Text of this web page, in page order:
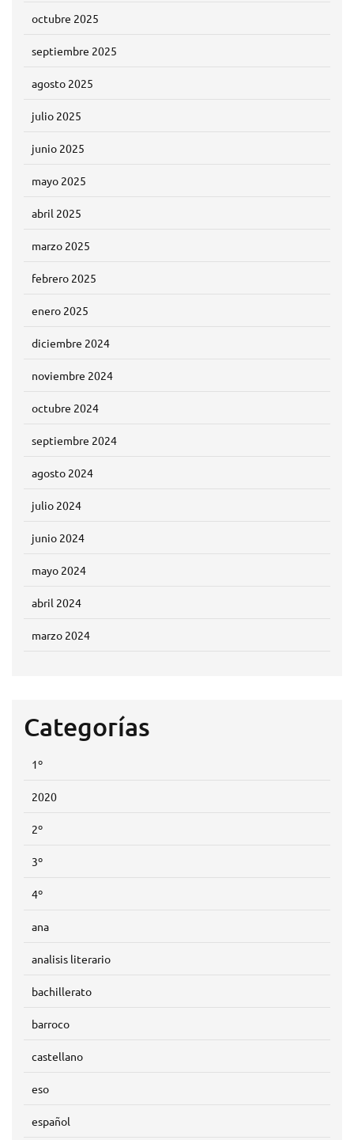
octubre 2025
septiembre 2025
agosto 2025
julio 2025
junio 2025
mayo 2025
abril 2025
marzo 2025
febrero 2025
enero 2025
diciembre 2024
noviembre 2024
octubre 2024
septiembre 2024
agosto 2024
julio 2024
junio 2024
mayo 2024
abril 2024
marzo 2024
Categorías
1º
2020
2º
3º
4º
ana
analisis literario
bachillerato
barroco
castellano
eso
español